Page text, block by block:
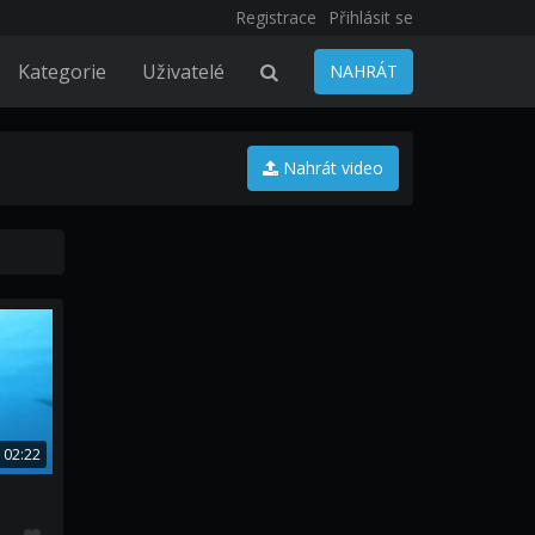
Registrace Přihlásit se
Kategorie Uživatelé NAHRÁT
Nahrát video
02:22